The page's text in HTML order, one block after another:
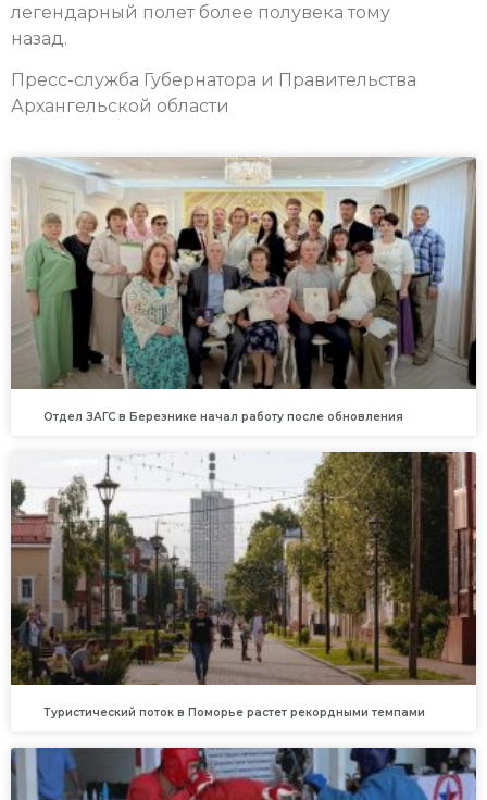
легендарный полет более полувека тому
назад.
Пресс-служба Губернатора и Правительства
Архангельской области
Отдел ЗАГС в Березнике начал работу после обновления
Туристический поток в Поморье растет рекордными темпами